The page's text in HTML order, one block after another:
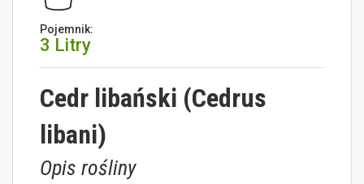
Pojemnik:
3 Litry
Cedr libański (Cedrus
libani)
Opis rośliny